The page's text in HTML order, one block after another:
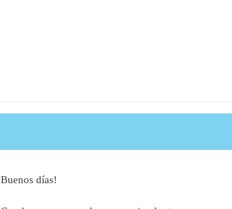
Buenos días!